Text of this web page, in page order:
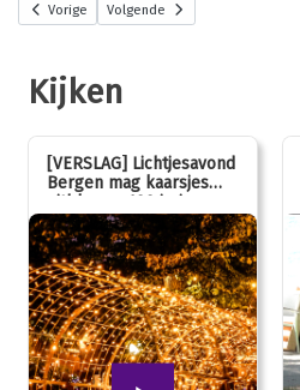
Vorige Volgende
Kijken
[VERSLAG] Lichtjesavond
Bergen mag kaarsjes
uitblazen: 100 jarig
jubileum!